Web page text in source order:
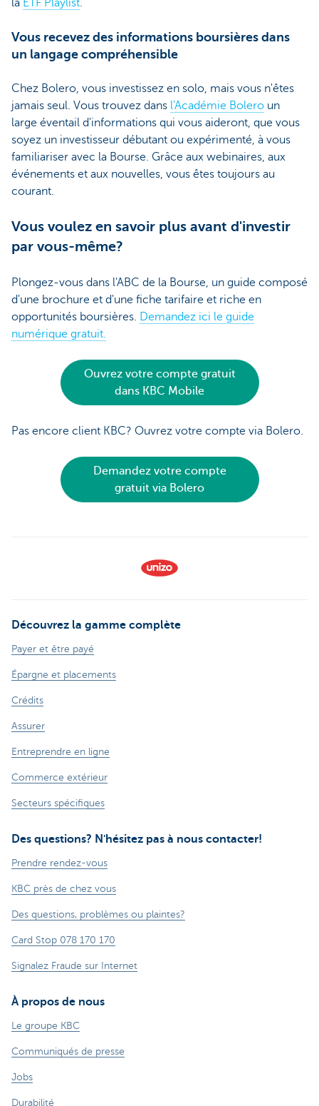
la ETF Playlist.
Vous recevez des informations boursières dans
un langage compréhensible
Chez Bolero, vous investissez en solo, mais vous n'êtes
jamais seul. Vous trouvez dans l'Académie Bolero un
large éventail d'informations qui vous aideront, que vous
soyez un investisseur débutant ou expérimenté, à vous
familiariser avec la Bourse. Grâce aux webinaires, aux
événements et aux nouvelles, vous êtes toujours au
courant.
Vous voulez en savoir plus avant d'investir
par vous-même?
Plongez-vous dans l'ABC de la Bourse, un guide composé
d'une brochure et d'une fiche tarifaire et riche en
opportunités boursières. Demandez ici le guide
numérique gratuit.
Ouvrez votre compte gratuit
dans KBC Mobile
Pas encore client KBC? Ouvrez votre compte via Bolero.
Demandez votre compte
gratuit via Bolero
Découvrez la gamme complète
Payer et être payé
Épargne et placements
Crédits
Assurer
Entreprendre en ligne
Commerce extérieur
Secteurs spécifiques
Des questions? N'hésitez pas à nous contacter!
Prendre rendez-vous
KBC près de chez vous
Des questions, problèmes ou plaintes?
Card Stop 078 170 170
Signalez Fraude sur Internet
À propos de nous
Le groupe KBC
Communiqués de presse
Jobs
Durabilité